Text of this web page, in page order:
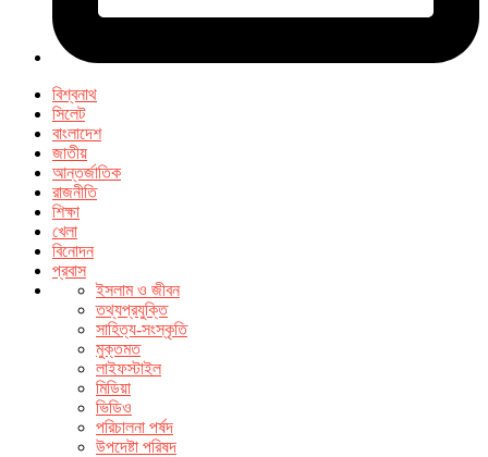
বিশ্বনাথ
সিলেট
বাংলাদেশ
জাতীয়
আন্তর্জাতিক
রাজনীতি
শিক্ষা
খেলা
বিনোদন
প্রবাস
ইসলাম ও জীবন
তথ্যপ্রযুক্তি
সাহিত্য-সংস্কৃতি
মুক্তমত
লাইফস্টাইল
মিডিয়া
ভিডিও
পরিচালনা পর্ষদ
উপদেষ্টা পরিষদ